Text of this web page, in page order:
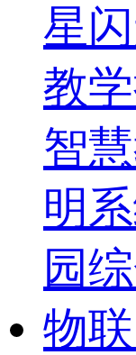
星
教
智
明
园
物